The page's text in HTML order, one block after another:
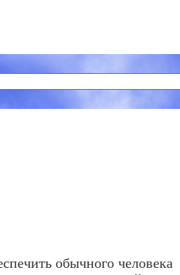
обычного человека